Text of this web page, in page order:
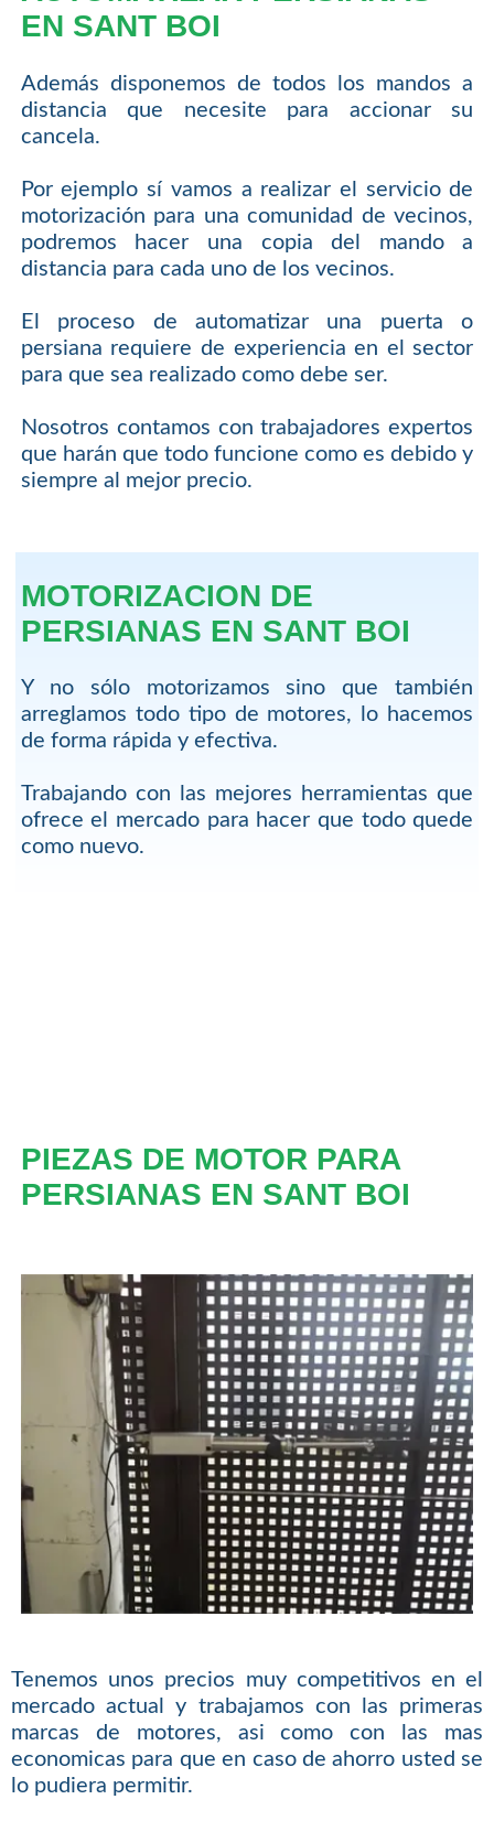
EN SANT BOI
Además disponemos de todos los mandos a
distancia que necesite para accionar su
cancela.
Por ejemplo sí vamos a realizar el servicio de
motorización para una comunidad de vecinos,
podremos hacer una copia del mando a
distancia para cada uno de los vecinos.
El proceso de automatizar una puerta o
persiana requiere de experiencia en el sector
para que sea realizado como debe ser.
Nosotros contamos con trabajadores expertos
que harán que todo funcione como es debido y
siempre al mejor precio.
MOTORIZACION DE
PERSIANAS EN SANT BOI
Y no sólo motorizamos sino que también
arreglamos todo tipo de motores, lo hacemos
de forma rápida y efectiva.
Trabajando con las mejores herramientas que
ofrece el mercado para hacer que todo quede
como nuevo.
PIEZAS DE MOTOR PARA
PERSIANAS EN SANT BOI
Tenemos unos precios muy competitivos en el
mercado actual y trabajamos con las primeras
marcas de motores, asi como con las mas
economicas para que en caso de ahorro usted se
lo pudiera permitir.